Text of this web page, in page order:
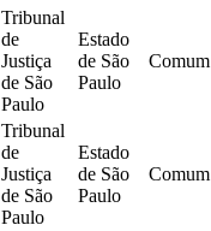
Tribunal
de
Justiça
de São
Paulo
Estado
de São
Paulo
Comum
Tribunal
de
Justiça
de São
Paulo
Estado
de São
Paulo
Comum